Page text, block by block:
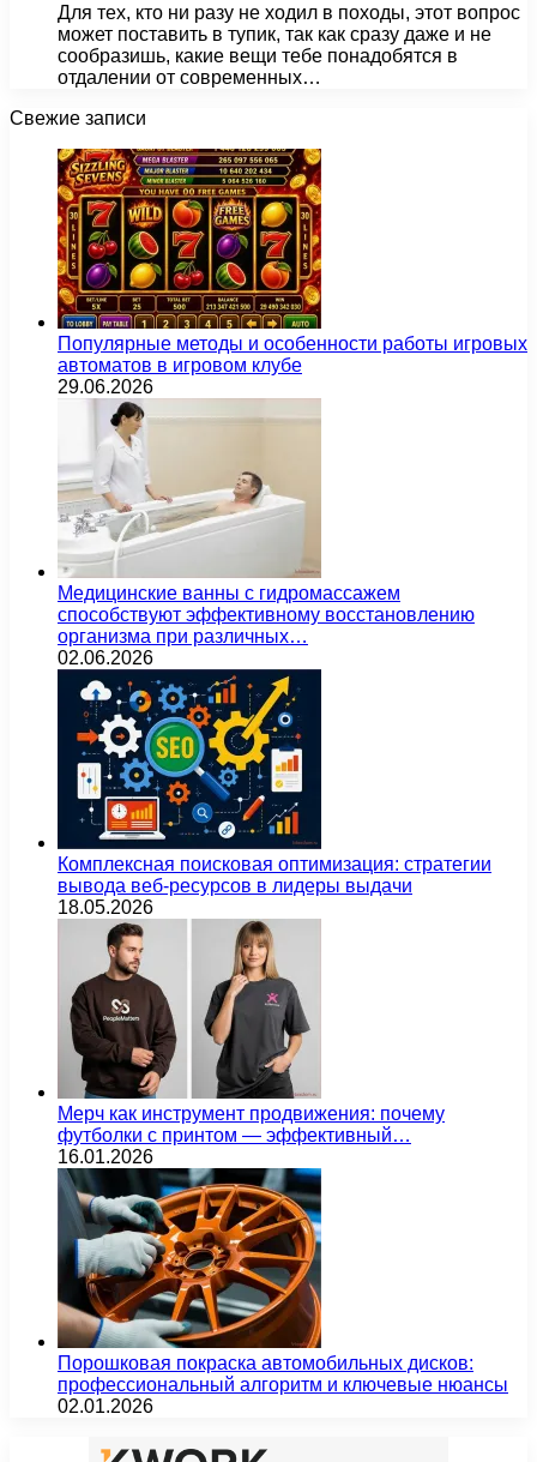
Для тех, кто ни разу не ходил в походы, этот вопрос
может поставить в тупик, так как сразу даже и не
сообразишь, какие вещи тебе понадобятся в
отдалении от современных…
Свежие записи
Популярные методы и особенности работы игровых
автоматов в игровом клубе
29.06.2026
Медицинские ванны с гидромассажем
способствуют эффективному восстановлению
организма при различных…
02.06.2026
Комплексная поисковая оптимизация: стратегии
вывода веб-ресурсов в лидеры выдачи
18.05.2026
Мерч как инструмент продвижения: почему
футболки с принтом — эффективный…
16.01.2026
Порошковая покраска автомобильных дисков:
профессиональный алгоритм и ключевые нюансы
02.01.2026